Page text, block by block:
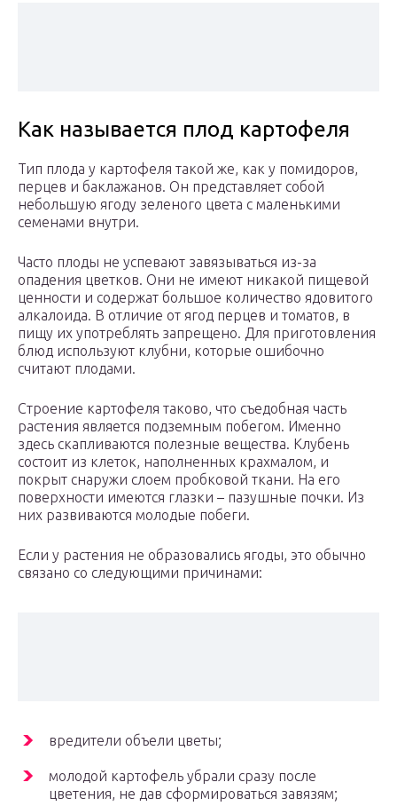
Как называется плод картофеля
Тип плода у картофеля такой же, как у помидоров,
перцев и баклажанов. Он представляет собой
небольшую ягоду зеленого цвета с маленькими
семенами внутри.
Часто плоды не успевают завязываться из-за
опадения цветков. Они не имеют никакой пищевой
ценности и содержат большое количество ядовитого
алкалоида. В отличие от ягод перцев и томатов, в
пищу их употреблять запрещено. Для приготовления
блюд используют клубни, которые ошибочно
считают плодами.
Строение картофеля таково, что съедобная часть
растения является подземным побегом. Именно
здесь скапливаются полезные вещества. Клубень
состоит из клеток, наполненных крахмалом, и
покрыт снаружи слоем пробковой ткани. На его
поверхности имеются глазки – пазушные почки. Из
них развиваются молодые побеги.
Если у растения не образовались ягоды, это обычно
связано со следующими причинами:
вредители объели цветы;
молодой картофель убрали сразу после
цветения, не дав сформироваться завязям;